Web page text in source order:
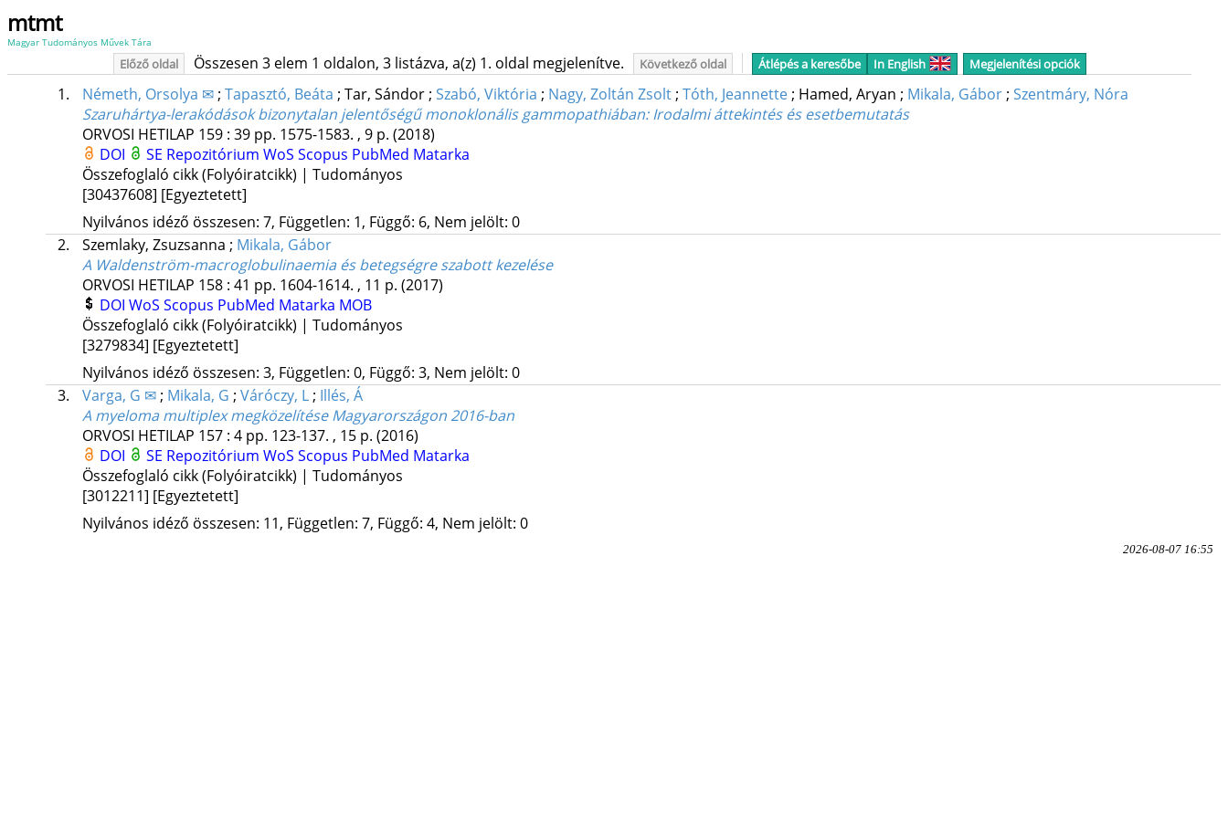
mtmt
Magyar Tudományos Művek Tára
Előző oldal Összesen 3 elem 1 oldalon, 3 listázva, a(z) 1. oldal megjelenítve. Következő oldal Átlépés a keresőbe In English Megjelenítési opciók
1. Németh, Orsolya ✉; Tapasztó, Beáta ; Tar, Sándor; Szabó, Viktória ; Nagy, Zoltán Zsolt; Tóth, Jeannette; Hamed, Aryan ; Mikala, Gábor; Szentmáry, Nóra
Szaruhártya-lerakódások bizonytalan jelentőségű monoklonális gammopathiában: Irodalmi áttekintés és esetbemutatás
ORVOSI HETILAP 159: 39 pp. 1575-1583. , 9 p. (2018)
DOI
SE Repozitórium WoS Scopus PubMed Matarka
Összefoglaló cikk (Folyóiratcikk) | Tudományos
[30437608] [Egyeztetett]
Nyilvános idéző összesen: 7, Független: 1, Függő: 6, Nem jelölt: 0
2.
Szemlaky, Zsuzsanna ; Mikala, Gábor
A Waldenström-macroglobulinaemia és betegségre szabott kezelése
ORVOSI HETILAP 158: 41 pp. 1604-1614. , 11 p. (2017)
DOI WoS Scopus PubMed Matarka MOB
Összefoglaló cikk (Folyóiratcikk) | Tudományos
[3279834] [Egyeztetett]
Nyilvános idéző összesen: 3, Független: 0, Függő: 3, Nem jelölt: 0
3.
Varga, G ✉; Mikala, G ; Váróczy, L; Illés, Á
A myeloma multiplex megközelítése Magyarországon 2016-ban
ORVOSI HETILAP 157: 4 pp. 123-137. , 15 p. (2016)
DOI
SE Repozitórium WoS Scopus PubMed Matarka
Összefoglaló cikk (Folyóiratcikk) | Tudományos
[3012211] [Egyeztetett]
Nyilvános idéző összesen: 11, Független: 7, Függő: 4, Nem jelölt: 0
2026-08-07 16:55